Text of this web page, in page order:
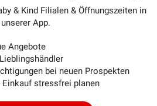
& Kind Filialen & Öffnungszeiten in
unserer App.
Angebote
bei neuen Prospekten
stressfrei planen